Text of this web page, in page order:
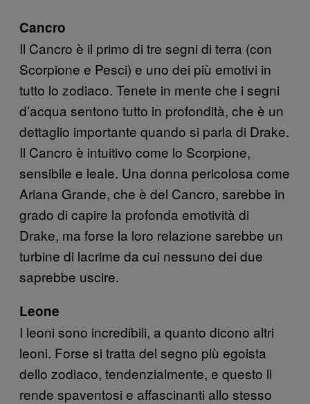
Cancro
Il Cancro è il primo di tre segni di terra (con
Scorpione e Pesci) e uno dei più emotivi in
tutto lo zodiaco. Tenete in mente che i segni
d’acqua sentono tutto in profondità, che è un
dettaglio importante quando si parla di Drake.
Il Cancro è intuitivo come lo Scorpione,
sensibile e leale. Una donna pericolosa come
Ariana Grande, che è del Cancro, sarebbe in
grado di capire la profonda emotività di
Drake, ma forse la loro relazione sarebbe un
turbine di lacrime da cui nessuno dei due
saprebbe uscire.
Leone
I leoni sono incredibili, a quanto dicono altri
leoni. Forse si tratta del segno più egoista
dello zodiaco, tendenzialmente, e questo li
rende spaventosi e affascinanti allo stesso